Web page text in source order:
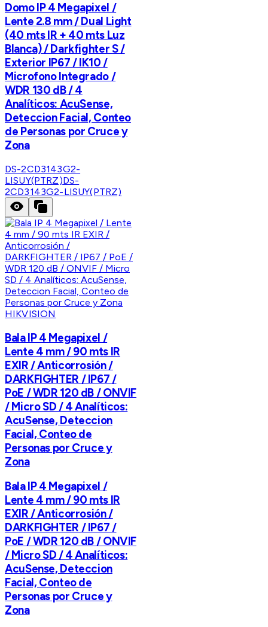
Domo IP 4 Megapixel /
Lente 2.8 mm / Dual Light
(40 mts IR + 40 mts Luz
Blanca) / Darkfighter S /
Exterior IP67 / IK10 /
Microfono Integrado /
WDR 130 dB / 4
Analíticos: AcuSense,
Deteccion Facial, Conteo
de Personas por Cruce y
Zona
DS-2CD3143G2-
LISUY(PTRZ)DS-
2CD3143G2-LISUY(PTRZ)
HIKVISION
Bala IP 4 Megapixel /
Lente 4 mm / 90 mts IR
EXIR / Anticorrosión /
DARKFIGHTER / IP67 /
PoE / WDR 120 dB / ONVIF
/ Micro SD / 4 Analíticos:
AcuSense, Deteccion
Facial, Conteo de
Personas por Cruce y
Zona
Bala IP 4 Megapixel /
Lente 4 mm / 90 mts IR
EXIR / Anticorrosión /
DARKFIGHTER / IP67 /
PoE / WDR 120 dB / ONVIF
/ Micro SD / 4 Analíticos:
AcuSense, Deteccion
Facial, Conteo de
Personas por Cruce y
Zona